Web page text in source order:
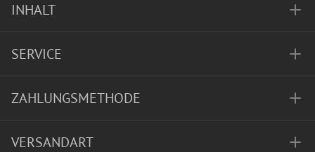
INHALT
SERVICE
ZAHLUNGSMETHODE
VERSANDART